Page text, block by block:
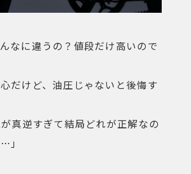
んなに違うの？値段だけ高いので
心だけど、油圧じゃないと後悔す
が真逆すぎて結局どれが正解なの
」